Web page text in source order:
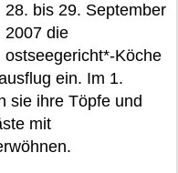
28. bis 29. September
2007 die
ostseegericht*-Köche
ein. Im 1.
sie ihre Töpfe und
mit